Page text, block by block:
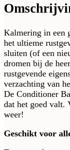
Kalmering in een
het ultieme
sluiten (of een
dromen bij de
rustgevende
verzachting van
De Conditioner
dat het goed valt.
weer!
Geschikt voor